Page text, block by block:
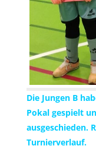
Die Jungen B
Pokal gespielt
ausgeschieden.
Turnierverlauf.